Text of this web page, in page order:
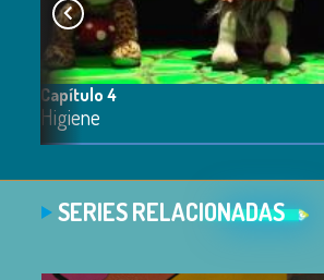
Capítulo 4
Higiene
SERIES RELACIONADAS